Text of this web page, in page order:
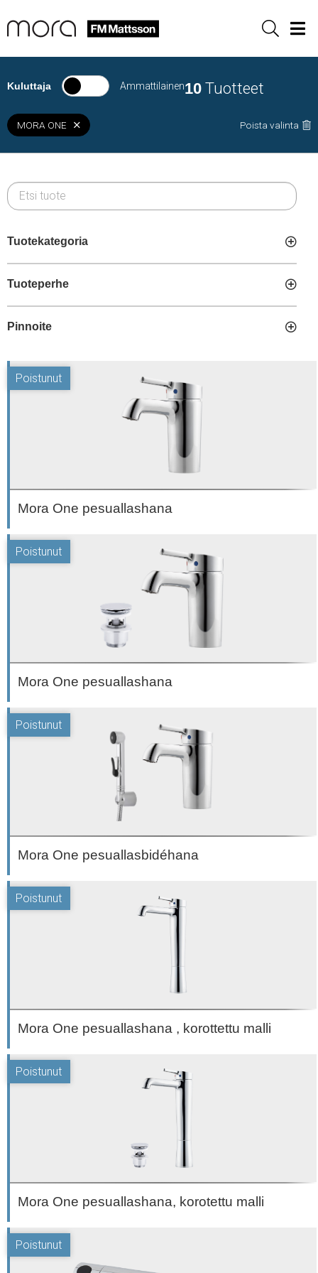
Sök
Kuluttaja Ammattilainen10 Tuotteet
MORA ONE Poista valinta
Tuotekategoria
Tuoteperhe
Pinnoite
Mora One pesuallashana
Mora One pesuallashana
Mora One pesuallasbidéhana
Mora One pesuallashana , korottettu malli
Mora One pesuallashana, korotettu malli